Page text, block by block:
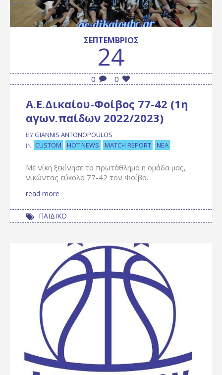
ΣΕΠΤΈΜΒΡΙΟΣ
24
0 0
Α.Ε.Δικαίου-Φοίβος 77-42 (1η
αγων.παίδων 2022/2023)
BY GIANNIS ANTONOPOULOS
IN CUSTOM HOT NEWS MATCH REPORT ΝΈΑ
Με νίκη ξεκίνησε το πρωτάθλημα η ομάδα μας,
νικώντας εύκολα 77-42 τον Φοίβο.
read more
ΠΑΙΔΙΚΟ